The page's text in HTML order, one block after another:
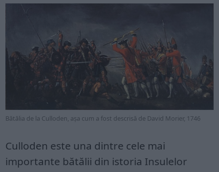
Bătălia de la Culloden, așa cum a fost descrisă de David Morier, 1746
Culloden este una dintre cele mai
importante bătălii din istoria Insulelor